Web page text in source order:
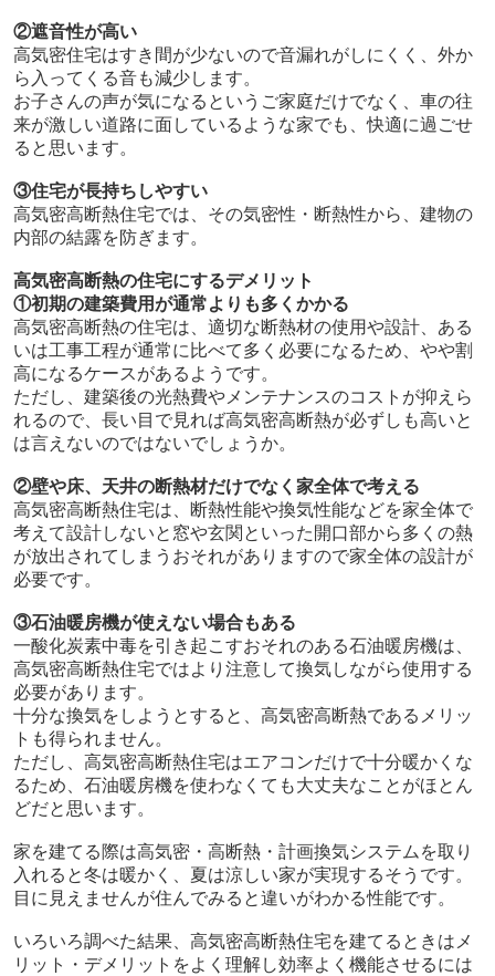
②遮音性が高い
高気密住宅はすき間が少ないので音漏れがしにくく、外か
ら入ってくる音も減少します。
お子さんの声が気になるというご家庭だけでなく、車の往
来が激しい道路に面しているような家でも、快適に過ごせ
ると思います。
③住宅が長持ちしやすい
高気密高断熱住宅では、その気密性・断熱性から、建物の
内部の結露を防ぎます。
高気密高断熱の住宅にするデメリット
①初期の建築費用が通常よりも多くかかる
高気密高断熱の住宅は、適切な断熱材の使用や設計、ある
いは工事工程が通常に比べて多く必要になるため、やや割
高になるケースがあるようです。
ただし、建築後の光熱費やメンテナンスのコストが抑えら
れるので、長い目で見れば高気密高断熱が必ずしも高いと
は言えないのではないでしょうか。
②壁や床、天井の断熱材だけでなく家全体で考える
高気密高断熱住宅は、断熱性能や換気性能などを家全体で
考えて設計しないと窓や玄関といった開口部から多くの熱
が放出されてしまうおそれがありますので家全体の設計が
必要です。
③石油暖房機が使えない場合もある
一酸化炭素中毒を引き起こすおそれのある石油暖房機は、
高気密高断熱住宅ではより注意して換気しながら使用する
必要があります。
十分な換気をしようとすると、高気密高断熱であるメリッ
トも得られません。
ただし、高気密高断熱住宅はエアコンだけで十分暖かくな
るため、石油暖房機を使わなくても大丈夫なことがほとん
どだと思います。
家を建てる際は高気密・高断熱・計画換気システムを取り
入れると冬は暖かく、夏は涼しい家が実現するそうです。
目に見えませんが住んでみると違いがわかる性能です。
いろいろ調べた結果、高気密高断熱住宅を建てるときはメ
リット・デメリットをよく理解し効率よく機能させるには